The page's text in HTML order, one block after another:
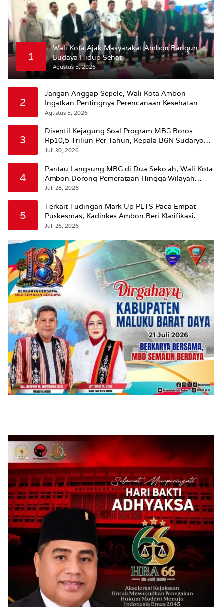
1
Wali Kota Ajak Masyarakat Ambon Bangun
Budaya Hidup Sehat
Agustus 5, 2026
2
Jangan Anggap Sepele, Wali Kota Ambon
Ingatkan Pentingnya Perencanaan Kesehatan
Agustus 5, 2026
3
Disentil Kejagung Soal Program MBG Boros
Rp10,5 Triliun Per Tahun, Kepala BGN Sudaryono
Beri Penjelasan
Juli 30, 2026
4
Pantau Langsung MBG di Dua Sekolah, Wali Kota
Ambon Dorong Pemerataan Hingga Wilayah
Leitimur Selatan
Juli 28, 2026
5
Terkait Tudingan Mark Up PLTS Pada Empat
Puskesmas, Kadinkes Ambon Beri Klarifikasi.
Juli 26, 2026